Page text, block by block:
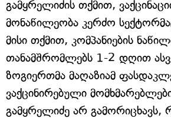
გამყრელიძის თქმით,
მონაწილეობა კერძო
მისი თქმით, კომპანიების
თანამშრომლებს 1-2 დღით
ზოგიერთმა მაღაზიამ
ვაქცინირებული
გამყრელიძე არ გამორიცხავს,